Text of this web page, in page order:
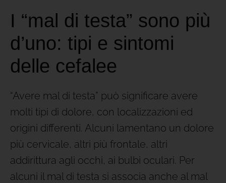
I “mal di testa” sono più
d’uno: tipi e sintomi
delle cefalee
“Avere mal di testa” può significare avere
molti tipi di dolore, con localizzazioni ed
origini differenti. Alcuni lamentano un dolore
più cervicale, altri più frontale, altri
addirittura agli occhi, ai bulbi oculari. Per
alcuni il mal di testa si associa anche al mal